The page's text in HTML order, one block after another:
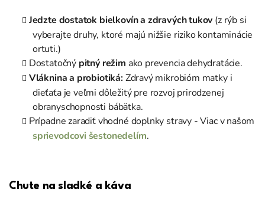
Jedzte dostatok bielkovín a zdravých tukov (z rýb si
vyberajte druhy, ktoré majú nižšie riziko kontaminácie
ortuti.)
Dostatočný pitný režim ako prevencia dehydratácie.
Vláknina a probiotiká:Zdravý mikrobióm matky i
dieťaťa je veľmi dôležitý pre rozvoj prirodzenej
obranyschopnosti bábätka.
Prípadne zaradiť vhodné doplnky stravy - Viac v našom
sprievodcovi šestonedelím.
Chute na sladké a káva